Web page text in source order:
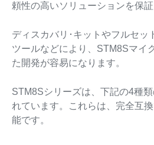
頼性の高いソリューションを保証
ディスカバリ･キットやフルセッ
ツールなどにより、STM8Sマイ
た開発が容易になります。
STM8Sシリーズは、下記の4種
れています。これらは、完全互
能です。